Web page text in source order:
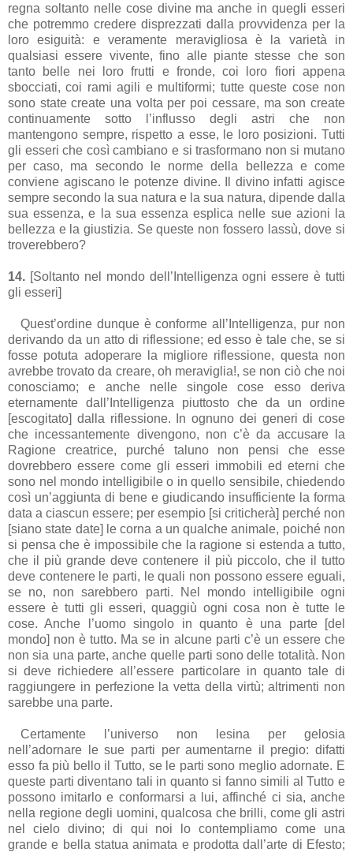
regna soltanto nelle cose divine ma anche in quegli esseri
che potremmo credere disprezzati dalla provvidenza per la
loro esiguità: e veramente meravigliosa è la varietà in
qualsiasi essere vivente, fino alle piante stesse che son
tanto belle nei loro frutti e fronde, coi loro fiori appena
sbocciati, coi rami agili e multiformi; tutte queste cose non
sono state create una volta per poi cessare, ma son create
continuamente sotto l’influsso degli astri che non
mantengono sempre, rispetto a esse, le loro posizioni. Tutti
gli esseri che così cambiano e si trasformano non si mutano
per caso, ma secondo le norme della bellezza e come
conviene agiscano le potenze divine. Il divino infatti agisce
sempre secondo la sua natura e la sua natura, dipende dalla
sua essenza, e la sua essenza esplica nelle sue azioni la
bellezza e la giustizia. Se queste non fossero lassù, dove si
troverebbero?
14. [Soltanto nel mondo dell’Intelligenza ogni essere è tutti
gli esseri]
Quest’ordine dunque è conforme all’Intelligenza, pur non
derivando da un atto di riflessione; ed esso è tale che, se si
fosse potuta adoperare la migliore riflessione, questa non
avrebbe trovato da creare, oh meraviglia!, se non ciò che noi
conosciamo; e anche nelle singole cose esso deriva
eternamente dall’Intelligenza piuttosto che da un ordine
[escogitato] dalla riflessione. In ognuno dei generi di cose
che incessantemente divengono, non c’è da accusare la
Ragione creatrice, purché taluno non pensi che esse
dovrebbero essere come gli esseri immobili ed eterni che
sono nel mondo intelligibile o in quello sensibile, chiedendo
così un’aggiunta di bene e giudicando insufficiente la forma
data a ciascun essere; per esempio [si criticherà] perché non
[siano state date] le corna a un qualche animale, poiché non
si pensa che è impossibile che la ragione si estenda a tutto,
che il più grande deve contenere il più piccolo, che il tutto
deve contenere le parti, le quali non possono essere eguali,
se no, non sarebbero parti. Nel mondo intelligibile ogni
essere è tutti gli esseri, quaggiù ogni cosa non è tutte le
cose. Anche l’uomo singolo in quanto è una parte [del
mondo] non è tutto. Ma se in alcune parti c’è un essere che
non sia una parte, anche quelle parti sono delle totalità. Non
si deve richiedere all’essere particolare in quanto tale di
raggiungere in perfezione la vetta della virtù; altrimenti non
sarebbe una parte.
Certamente l’universo non lesina per gelosia
nell’adornare le sue parti per aumentarne il pregio: difatti
esso fa più bello il Tutto, se le parti sono meglio adornate. E
queste parti diventano tali in quanto si fanno simili al Tutto e
possono imitarlo e conformarsi a lui, affinché ci sia, anche
nella regione degli uomini, qualcosa che brilli, come gli astri
nel cielo divino; di qui noi lo contempliamo come una
grande e bella statua animata e prodotta dall’arte di Efesto;